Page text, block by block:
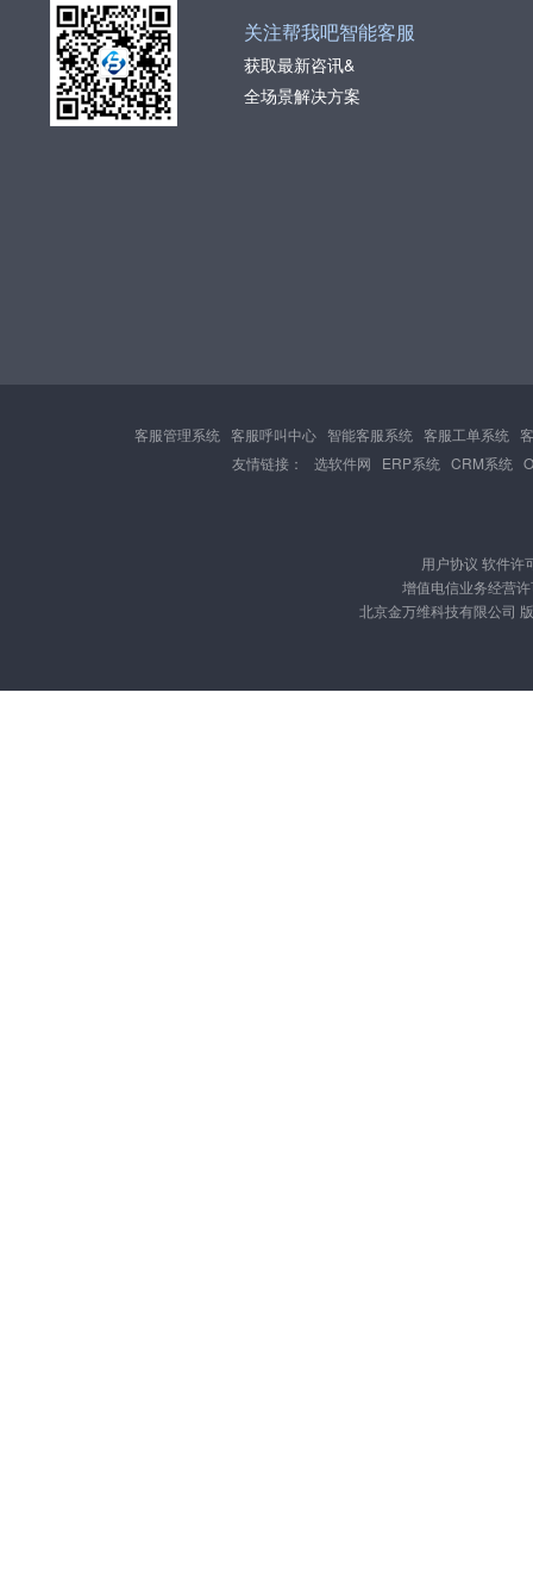
关注帮我吧智能客服
获取最新咨讯&
全场景解决方案
客服管理系统 客服呼叫中心 智能客服系统 客服工单系统
友情链接：
选软件网 ERP系统 CRM系统
用户协议 软件许
增值电信业务经营
北京金万维科技有限公司